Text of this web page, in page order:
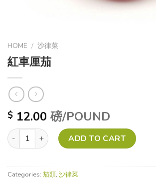
HOME / 沙律菜
紅車厘茄
$ 12.00 磅/POUND
紅車厘茄 quantity ADD TO CART
Categories: 茄類, 沙律菜